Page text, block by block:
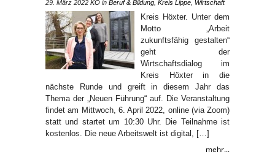
29. März 2022 KO in Beruf & Bildung Kreis Lippe Wirtschaft
Kreis Höxter. Unter dem
Motto „Arbeit
zukunftsfähig gestalten“
geht der
Wirtschaftsdialog im
Kreis Höxter in die
nächste Runde und greift in diesem Jahr das
Thema der „Neuen Führung“ auf. Die Veranstaltung
findet am Mittwoch, 6. April 2022, online (via Zoom)
statt und startet um 10:30 Uhr. Die Teilnahme ist
kostenlos. Die neue Arbeitswelt ist digital, […]
mehr...